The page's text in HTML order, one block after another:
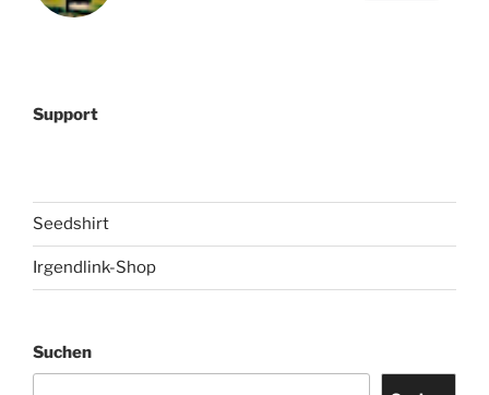
Support
Seedshirt
Irgendlink-Shop
Suchen